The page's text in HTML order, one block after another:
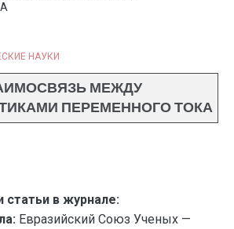
НАУКИ
МЕЖДУ
ПЕРЕМЕННОГО ТОКА
статьи в журнале:
Евразийский Союз Ученых —